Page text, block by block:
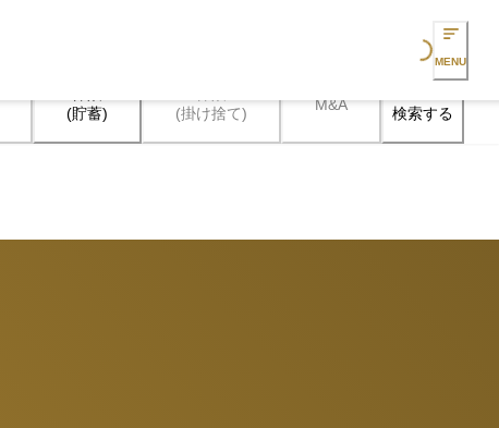
Loading...
MENU
(貯蓄)
(掛け捨て)
M&A 検索する